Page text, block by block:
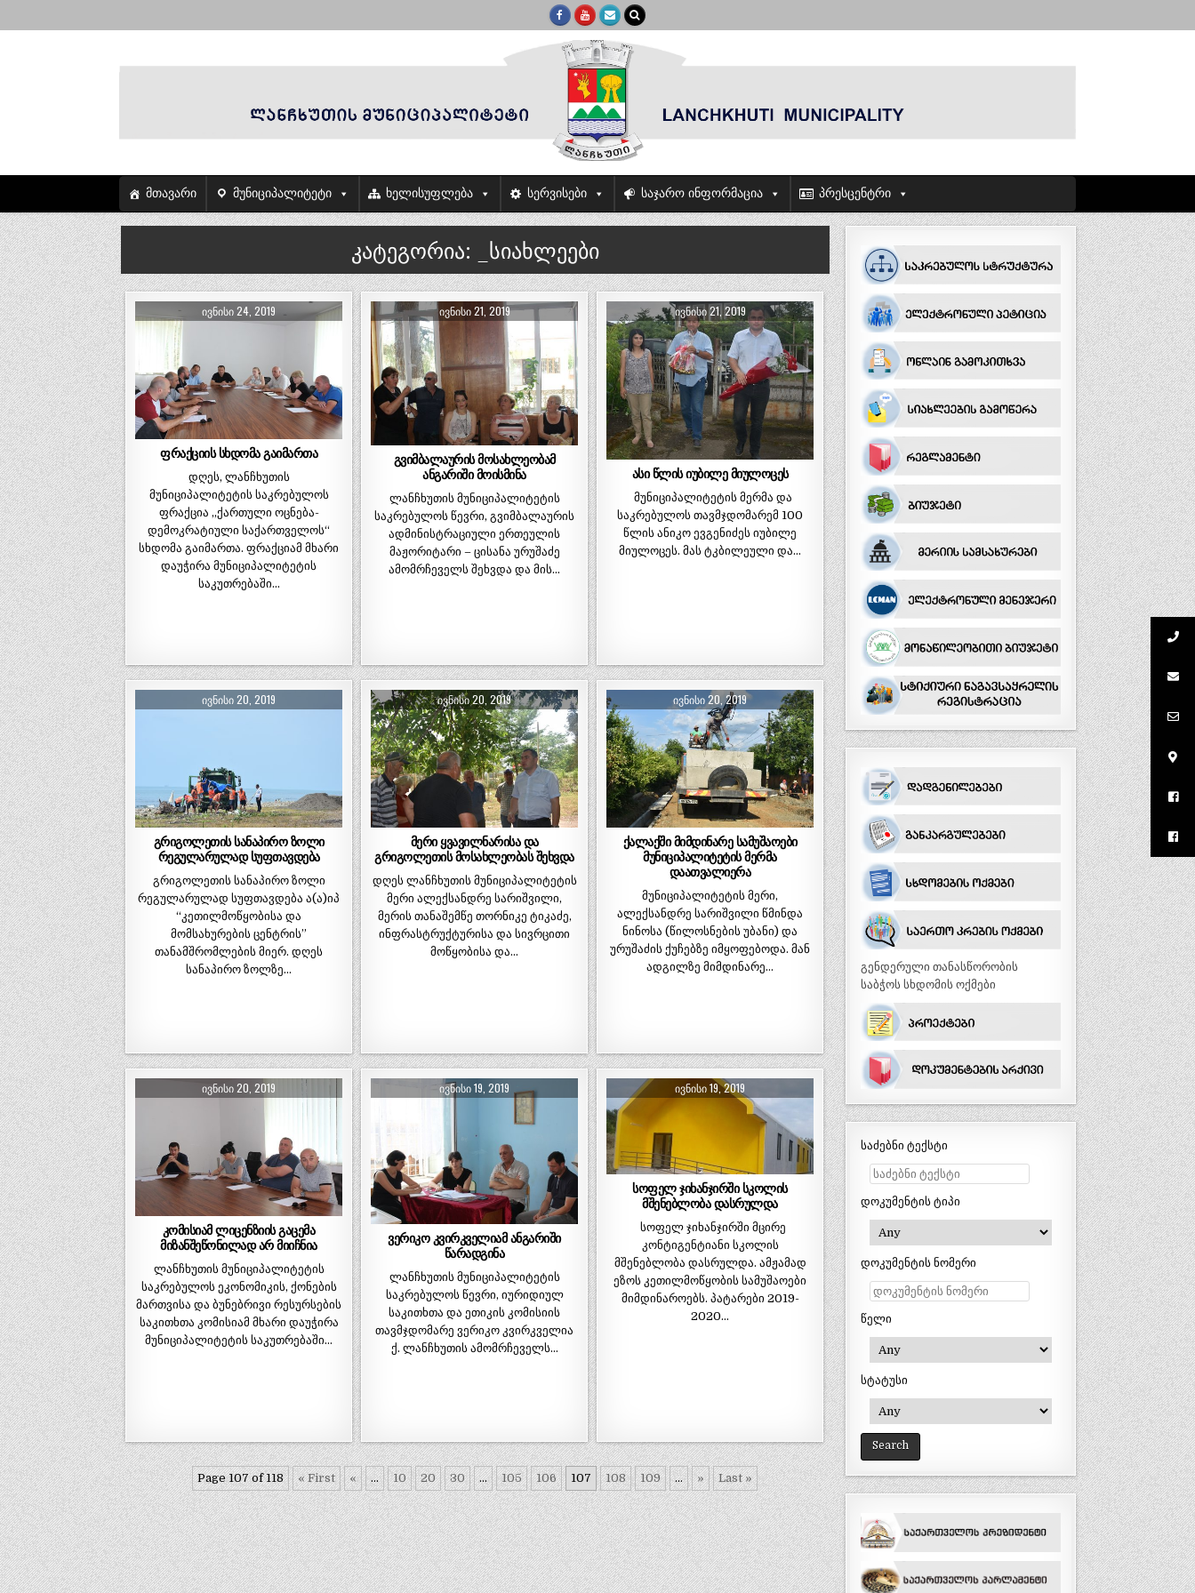
მთავარი მუნიციპალიტეტი ხელისუფლება სერვისები საჯარო ინფორმაცია პრესცენტრი
კატეგორია: _სიახლეები
ᲘᲕᲜᲘᲡᲘ 24, 2019
ფრაქციის სხდომა გაიმართა
დღეს, ლანჩხუთის
მუნიციპალიტეტის საკრებულოს
ფრაქცია ,,ქართული ოცნება-
დემოკრატიული საქართველოს“
სხდომა გაიმართა. ფრაქციამ მხარი
დაუჭირა მუნიციპალიტეტის
საკუთრებაში…
ᲘᲕᲜᲘᲡᲘ 21, 2019
გვიმბალაურის მოსახლეობამ
ანგარიში მოისმინა
ლანჩხუთის მუნიციპალიტეტის
საკრებულოს წევრი, გვიმბალაურის
ადმინისტრაციული ერთეულის
მაჟორიტარი – ცისანა ურუშაძე
ამომრჩეველს შეხვდა და მის…
ᲘᲕᲜᲘᲡᲘ 21, 2019
ასი წლის იუბილე მიულოცეს
მუნიციპალიტეტის მერმა და
საკრებულოს თავმჯდომარემ 100
წლის ანიკო ევგენიძეს იუბილე
მიულოცეს. მას ტკბილეული და…
ᲘᲕᲜᲘᲡᲘ 20, 2019
გრიგოლეთის სანაპირო ზოლი
რეგულარულად სუფთავდება
გრიგოლეთის სანაპირო ზოლი
რეგულარულად სუფთავდება ა(ა)იპ
“კეთილმოწყობისა და
მომსახურების ცენტრის”
თანამშრომლების მიერ. დღეს
სანაპირო ზოლზე…
ᲘᲕᲜᲘᲡᲘ 20, 2019
მერი ყვავილნარისა და
გრიგოლეთის მოსახლეობას შეხვდა
დღეს ლანჩხუთის მუნიციპალიტეტის
მერი ალექსანდრე სარიშვილი,
მერის თანაშემწე თორნიკე ტიკაძე,
ინფრასტრუქტურისა და სივრცითი
მოწყობისა და…
ᲘᲕᲜᲘᲡᲘ 20, 2019
ქალაქში მიმდინარე სამუშაოები
მუნიციპალიტეტის მერმა
დაათვალიერა
მუნიციპალიტეტის მერი,
ალექსანდრე სარიშვილი წმინდა
ნინოსა (წილოსნების უბანი) და
ურუშაძის ქუჩებზე იმყოფებოდა. მან
ადგილზე მიმდინარე…
ᲘᲕᲜᲘᲡᲘ 20, 2019
კომისიამ ლიცენზიის გაცემა
მიზანშეწონილად არ მიიჩნია
ლანჩხუთის მუნიციპალიტეტის
საკრებულოს ეკონომიკის, ქონების
მართვისა და ბუნებრივი რესურსების
საკითხთა კომისიამ მხარი დაუჭირა
მუნიციპალიტეტის საკუთრებაში…
ᲘᲕᲜᲘᲡᲘ 19, 2019
ვერიკო კვირკველიამ ანგარიში
წარადგინა
ლანჩხუთის მუნიციპალიტეტის
საკრებულოს წევრი, იურიდიულ
საკითხთა და ეთიკის კომისიის
თავმჯდომარე ვერიკო კვირკველია
ქ. ლანჩხუთის ამომრჩეველს…
ᲘᲕᲜᲘᲡᲘ 19, 2019
სოფელ ჯიხანჯირში სკოლის
მშენებლობა დასრულდა
სოფელ ჯიხანჯირში მცირე
კონტიგენტიანი სკოლის
მშენებლობა დასრულდა. ამჟამად
ეზოს კეთილმოწყობის სამუშაოები
მიმდინაროებს. პატარები 2019-
2020…
Page 107 of 118 « First « ... 10 20 30 ... 105 106 107 108 109 ... » Last »
გენდერული თანასწორობის
საბჭოს სხდომის ოქმები
საძებნი ტექსტი
დოკუმენტის ტიპი
დოკუმენტის ნომერი
წელი
სტატუსი